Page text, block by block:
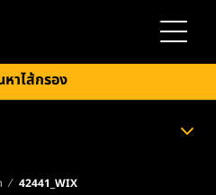
สลับการ
หาไส้กรอง
42441_WIX